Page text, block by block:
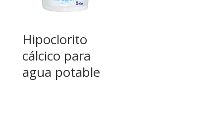
Hipoclorito
cálcico para
agua potable